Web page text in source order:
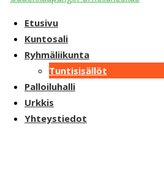
Etusivu
Kuntosali
Ryhmäliikunta
Tuntisisällöt
Palloiluhalli
Urkkis
Yhteystiedot